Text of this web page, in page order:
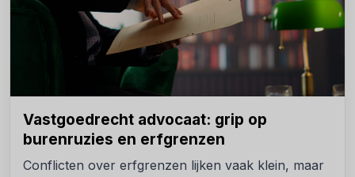
Vastgoedrecht advocaat: grip op
burenruzies en erfgrenzen
Conflicten over erfgrenzen lijken vaak klein, maar